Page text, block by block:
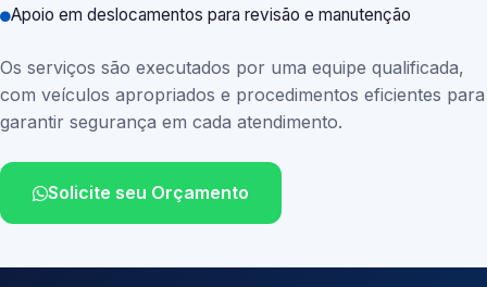
Apoio em deslocamentos para revisão e manutenção
Os serviços são executados por uma equipe qualificada,
com veículos apropriados e procedimentos eficientes para
garantir segurança em cada atendimento.
Solicite seu Orçamento